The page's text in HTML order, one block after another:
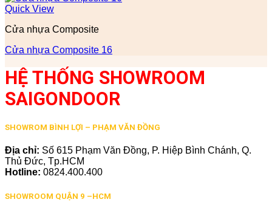
Quick View
Cửa nhựa Composite
Cửa nhựa Composite 16
HỆ THỐNG SHOWROOM
SAIGONDOOR
SHOWROM BÌNH LỢI – PHẠM VĂN ĐỒNG
Địa chỉ: Số 615 Phạm Văn Đồng, P. Hiệp Bình Chánh, Q.
Thủ Đức, Tp.HCM
Hotline: 0824.400.400
SHOWROOM QUẬN 9 –HCM